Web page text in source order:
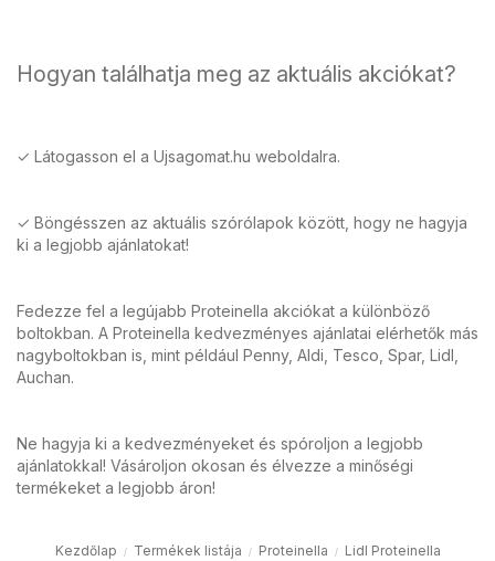
Hogyan találhatja meg az aktuális akciókat?
✓ Látogasson el a Ujsagomat.hu weboldalra.
✓ Böngésszen az aktuális szórólapok között, hogy ne hagyja
ki a legjobb ajánlatokat!
Fedezze fel a legújabb Proteinella akciókat a különböző
boltokban. A Proteinella kedvezményes ajánlatai elérhetők más
nagyboltokban is, mint például Penny, Aldi, Tesco, Spar, Lidl,
Auchan.
Ne hagyja ki a kedvezményeket és spóroljon a legjobb
ajánlatokkal! Vásároljon okosan és élvezze a minőségi
termékeket a legjobb áron!
Kezdőlap Termékek listája Proteinella Lidl Proteinella